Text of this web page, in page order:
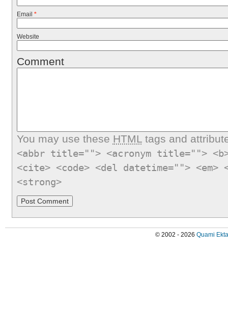
Email *
Website
Comment
You may use these HTMLtags and
<abbr title=""> <acronym title="">
<cite> <code> <del datetime="">
<strong>
© 2002 - 2026 Quami